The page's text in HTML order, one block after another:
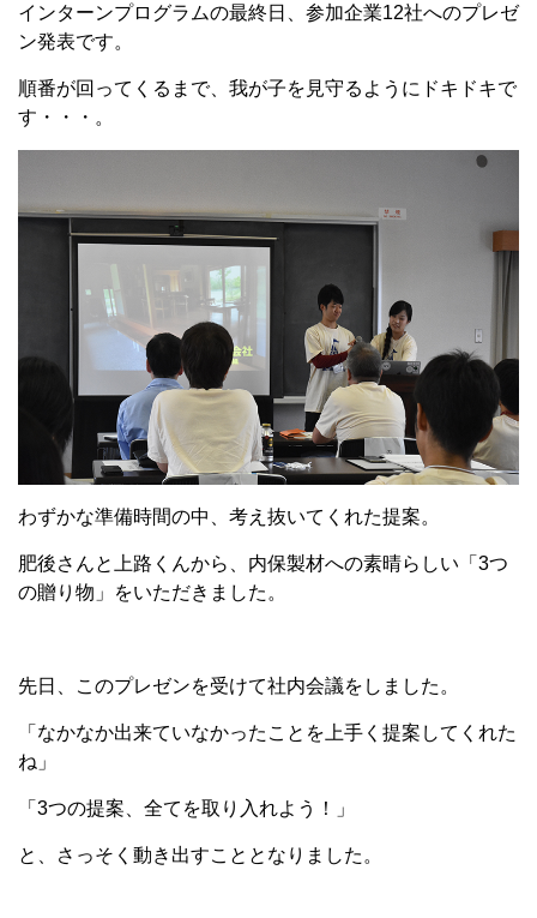
インターンプログラムの最終日、参加企業12社へのプレゼ
ン発表です。
順番が回ってくるまで、我が子を見守るようにドキドキで
す・・・。
わずかな準備時間の中、考え抜いてくれた提案。
肥後さんと上路くんから、内保製材への素晴らしい「3つ
の贈り物」をいただきました。
先日、このプレゼンを受けて社内会議をしました。
「なかなか出来ていなかったことを上手く提案してくれた
ね」
「3つの提案、全てを取り入れよう！」
と、さっそく動き出すこととなりました。